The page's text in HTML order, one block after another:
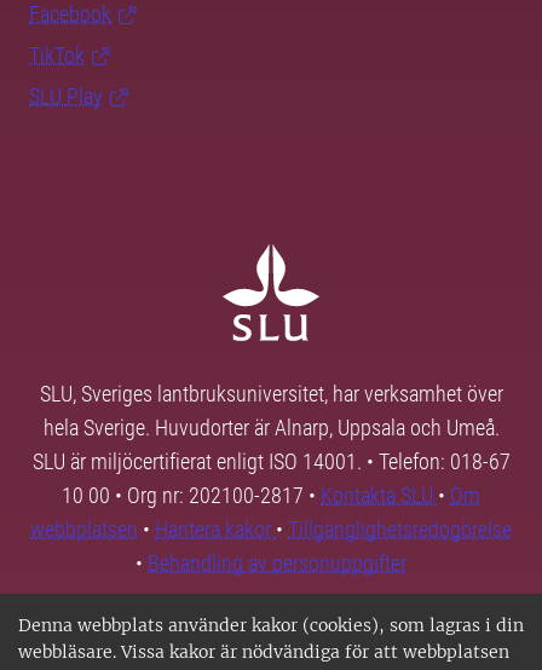
Denna webbplats använder kakor (cookies), som lagras i din
webbläsare. Vissa kakor är nödvändiga för att webbplatsen
Facebook
TikTok
SLU Play
SLU, Sveriges lantbruksuniversitet, har verksamhet över
hela Sverige. Huvudorter är Alnarp, Uppsala och Umeå.
SLU är miljöcertifierat enligt ISO 14001. • Telefon: 018-67
10 00 • Org nr: 202100-2817 • Kontakta SLU • Om
webbplatsen • Hantera kakor • Tillgänglighetsredogörelse
• Behandling av personuppgifter